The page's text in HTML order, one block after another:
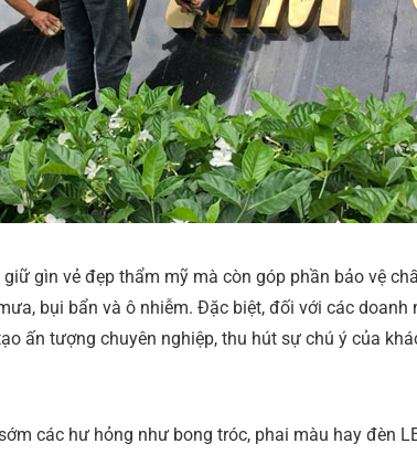
gìn vẻ đẹp thẩm mỹ mà còn góp phần bảo vệ
bụi bẩn và ô nhiễm. Đặc biệt, đối với các doanh
ấn tượng chuyên nghiệp, thu hút sự chú ý của
các hư hỏng như bong tróc, phai màu hay đèn